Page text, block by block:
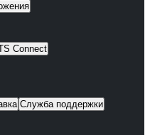
Connect
Служба поддержки